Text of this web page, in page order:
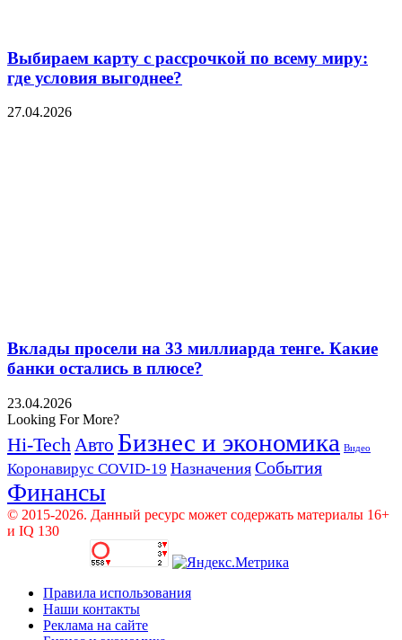
Выбираем карту с рассрочкой по всему миру:
где условия выгоднее?
27.04.2026
Вклады просели на 33 миллиарда тенге. Какие
банки остались в плюсе?
23.04.2026
Looking For More?
Hi-Tech Авто Бизнес и экономика Видео
Коронавирус COVID-19 Назначения События
Финансы
© 2015-2026. Данный ресурс может содержать материалы 16+
и IQ 130
Правила использования
Наши контакты
Реклама на сайте